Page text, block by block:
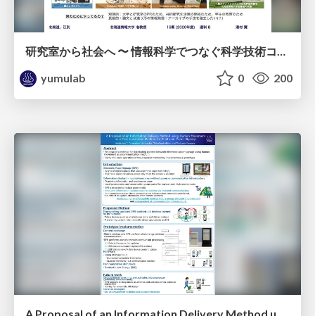
研究室から社会へ 〜 情報科学でつなぐ科学技術コミュニケーション実践 / #CoSTEP20th
yumulab
0 200